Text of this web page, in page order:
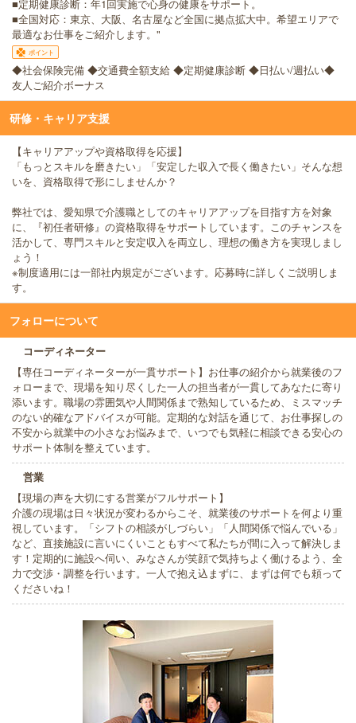
■定期健康診断：年1回実施で心身の健康をサポート。
■全国対応：東京、大阪、名古屋など全国に拠点拡大中。希望エリアで
最適なお仕事をご紹介します。"
ポイント
◆社会保険完備 ◆交通費全額支給 ◆定期健康診断 ◆日払い/週払い◆
友人ご紹介ボーナス
研修・キャリア支援
【キャリアアップや資格取得を応援】
「もっとスキルを磨きたい」「安定した収入で長く働きたい」そんな想
いを、資格取得で形にしませんか？
弊社では、愛知県で介護職としてのキャリアアップを目指す方を対象
に、『初任者研修』の資格取得をサポートしています。このチャンスを
活かして、専門スキルと安定収入を両立し、理想の働き方を実現しまし
ょう！
※制度適用には一部社内規定がございます。応募時に詳しくご説明しま
す。
フォローについて
コーディネーター
【専任コーディネーターが一貫サポート】お仕事の紹介から就業後のフ
ォローまで、現場を知り尽くした一人の担当者が一貫してあなたに寄り
添います。職場の雰囲気や人間関係まで熟知しているため、ミスマッチ
のない的確なアドバイスが可能。定期的な対話を通じて、お仕事探しの
不安から就業中の小さなお悩みまで、いつでも気軽に相談できる安心の
サポート体制を整えています。
営業
【現場の声を大切にする営業がフルサポート】
介護の現場は日々状況が変わるからこそ、就業後のサポートを何より重
視しています。「シフトの相談がしづらい」「人間関係で悩んでいる」
など、直接施設に言いにくいこともすべて私たちが間に入って解決しま
す！定期的に施設へ伺い、みなさんが笑顔で気持ちよく働けるよう、全
力で交渉・調整を行います。一人で抱え込まずに、まずは何でも頼って
くださいね！